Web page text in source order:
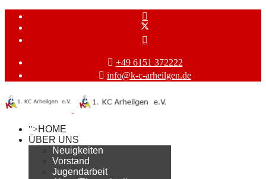
+49 6151 372222
info@k-c-arheilgen.de
">HOME
ÜBER UNS
Neuigkeiten
Vorstand
Jugendarbeit